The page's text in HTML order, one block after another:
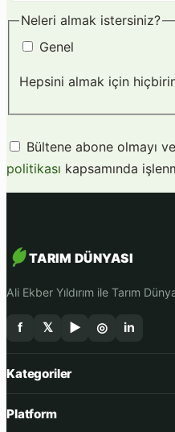
adresiniz
Neleri almak istersiniz?
Genel
Hepsini almak için
Bültene abone olmayı
politikası kapsamında
TARIM DÜNYASI
Ali Ekber Yıldırım ile Tarım
f 𝕏 ▶ ◎ in
Kategoriler
Platform